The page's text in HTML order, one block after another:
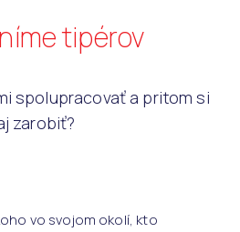
tipérov
spolupracovať a pritom si
zarobiť?
vo svojom okolí, kto